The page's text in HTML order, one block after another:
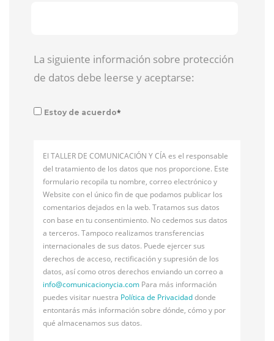
La siguiente información sobre protección
de datos debe leerse y aceptarse:
Estoy de acuerdo*
El TALLER DE COMUNICACIÓN Y CÍA es el responsable
del tratamiento de los datos que nos proporcione. Este
formulario recopila tu nombre, correo electrónico y
Website con el único fin de que podamos publicar los
comentarios dejados en la web. Tratamos sus datos
con base en tu consentimiento. No cedemos sus datos
a terceros. Tampoco realizamos transferencias
internacionales de sus datos. Puede ejercer sus
derechos de acceso, rectificación y supresión de los
datos, así como otros derechos enviando un correo a
info@comunicacionycia.com Para más información
puedes visitar nuestra Política de Privacidaddonde
entontarás más información sobre dónde, cómo y por
qué almacenamos sus datos.